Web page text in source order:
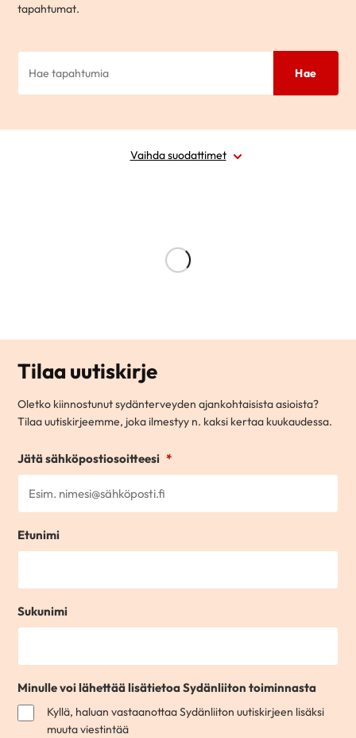
tapahtumat.
Hae
Vaihda suodattimet
Alue
Poista valinnat
Tilaa uutiskirje
Oletko kiinnostunut sydänterveyden ajankohtaisista asioista?
Tilaa uutiskirjeemme, joka ilmestyy n. kaksi kertaa kuukaudessa.
Jätä sähköpostiosoitteesi *
Etunimi
Sukunimi
Minulle voi lähettää lisätietoa Sydänliiton toiminnasta
Kyllä, haluan vastaanottaa Sydänliiton uutiskirjeen lisäksi
muuta viestintää